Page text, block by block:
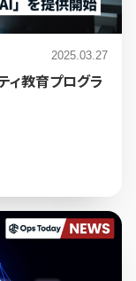
2025.03.27
ィ教育プログラ